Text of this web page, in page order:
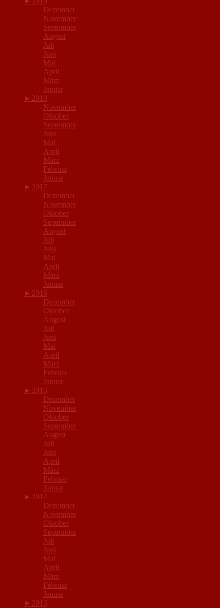
Dezember
November
September
August
Juli
Juni
Mai
April
März
Januar
► 2018
November
Oktober
September
Juni
Mai
April
März
Februar
Januar
► 2017
Dezember
November
Oktober
September
August
Juli
Juni
Mai
April
März
Januar
► 2016
Dezember
Oktober
August
Juli
Juni
Mai
April
März
Februar
Januar
► 2015
Dezember
November
Oktober
September
August
Juli
Juni
April
März
Februar
Januar
► 2014
Dezember
November
Oktober
September
Juli
Juni
Mai
April
März
Februar
Januar
► 2013